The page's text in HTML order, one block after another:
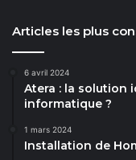
Articles les plus
6 avril 2024
Atera : la solution
informatique ?
1 mars 2024
Installation de